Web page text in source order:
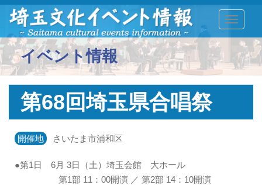
イベント情報
第68回埼玉県合唱祭
開催地 さいたま市浦和区
●第1日 6月 3日（土）埼玉会館 大ホール
第1部 11：00開演 ／ 第2部 14：10開演